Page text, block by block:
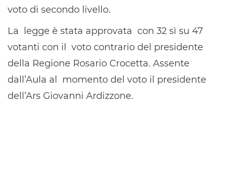
voto di secondo livello.
La legge è stata approvata con 32 sì su 47
votanti con il voto contrario del presidente
della Regione Rosario Crocetta. Assente
dall’Aula al momento del voto il presidente
dell’Ars Giovanni Ardizzone.